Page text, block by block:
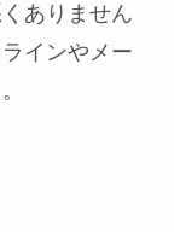
ありません
インやメー